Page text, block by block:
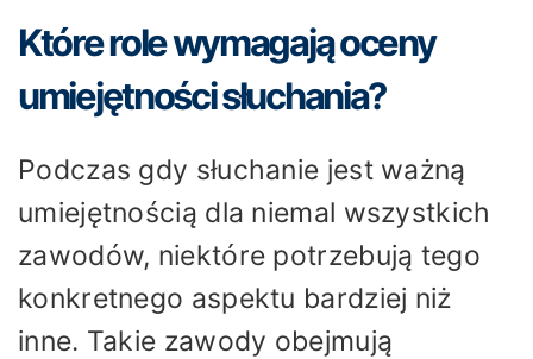
Które role wymagają oceny
umiejętności słuchania?
Podczas gdy słuchanie jest ważną
umiejętnością dla niemal wszystkich
zawodów, niektóre potrzebują tego
konkretnego aspektu bardziej niż
inne. Takie zawody obejmują